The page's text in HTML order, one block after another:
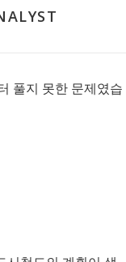
풀지 못한 문제였습